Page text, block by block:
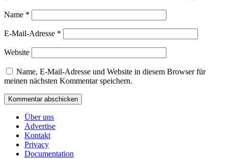
Name *
E-Mail-Adresse *
Website
Name, E-Mail-Adresse und Website in diesem Browser für
meinen nächsten Kommentar speichern.
Über uns
Advertise
Kontakt
Privacy
Documentation